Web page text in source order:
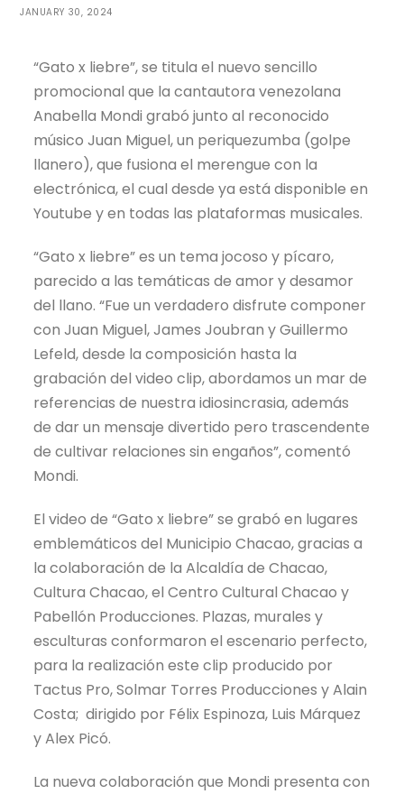
JANUARY 30, 2024
“Gato x liebre”, se titula el nuevo sencillo
promocional que la cantautora venezolana
Anabella Mondi grabó junto al reconocido
músico Juan Miguel, un periquezumba (golpe
llanero), que fusiona el merengue con la
electrónica, el cual desde ya está disponible en
Youtube y en todas las plataformas musicales.
“Gato x liebre” es un tema jocoso y pícaro,
parecido a las temáticas de amor y desamor
del llano. “Fue un verdadero disfrute componer
con Juan Miguel, James Joubran y Guillermo
Lefeld, desde la composición hasta la
grabación del video clip, abordamos un mar de
referencias de nuestra idiosincrasia, además
de dar un mensaje divertido pero trascendente
de cultivar relaciones sin engaños”, comentó
Mondi.
El video de “Gato x liebre” se grabó en lugares
emblemáticos del Municipio Chacao, gracias a
la colaboración de la Alcaldía de Chacao,
Cultura Chacao, el Centro Cultural Chacao y
Pabellón Producciones. Plazas, murales y
esculturas conformaron el escenario perfecto,
para la realización este clip producido por
Tactus Pro, Solmar Torres Producciones y Alain
Costa; dirigido por Félix Espinoza, Luis Márquez
y Alex Picó.
La nueva colaboración que Mondi presenta con